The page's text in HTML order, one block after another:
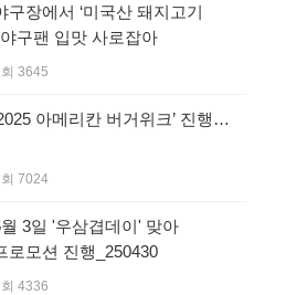
장에서 ‘미국산 돼지고기
구팬 입맛 사로잡아
3645
아메리칸 버거위크’ 진행…
7024
3일 '우삼겹데이' 맞아
로모션 진행_250430
4336